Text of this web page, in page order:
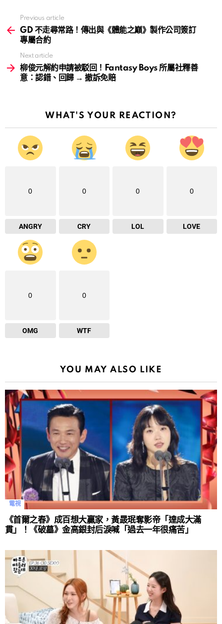
more
Previous article
GD 不走尋常路！傳出與《體能之巔》製作公司簽訂
專屬合約
Next article
柳俊元解約申請被駁回！Fantasy Boys 所屬社釋善
意：認錯、回歸 → 撤訴免賠
WHAT'S YOUR REACTION?
0
ANGRY
0
CRY
0
LOL
0
LOVE
0
OMG
0
WTF
YOU MAY ALSO LIKE
電視
《首爾之春》成百想大贏家，黃晸珉奪影帝「達成大滿
貫」！《破墓》金高銀封后淚喊「過去一年很痛苦」